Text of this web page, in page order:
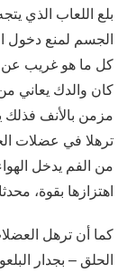
بلع اللعاب الذي
الجسم لمنع دخول
كل ما هو غريب
كان والدك يعاني
مزمن بالأنف فذلك
ترهلا في عضلات
من الفم يدخل
اهتزازها بقوة،
كما أن ترهل
الحلق – بجدار